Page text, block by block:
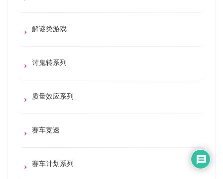
解谜类游戏
讨鬼转系列
质量效应系列
赛车竞速
赛车计划系列